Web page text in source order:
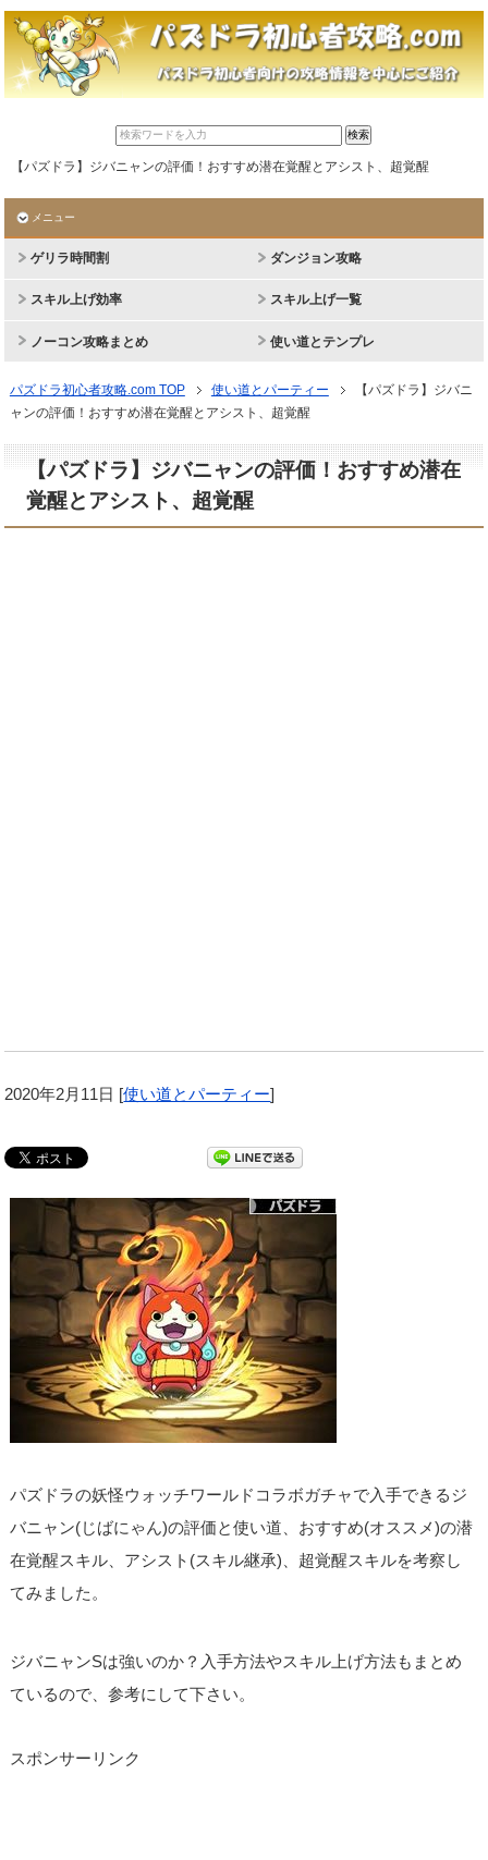
【パズドラ】ジバニャンの評価！おすすめ潜在覚醒とアシスト、超覚醒
メニュー
ゲリラ時間割 ダンジョン攻略
スキル上げ効率 スキル上げ一覧
ノーコン攻略まとめ 使い道とテンプレ
パズドラ初心者攻略.com TOP 使い道とパーティー
【パズドラ】ジバニ
ャンの評価！おすすめ潜在覚醒とアシスト、超覚醒
【パズドラ】ジバニャンの評価！おすすめ潜在
覚醒とアシスト、超覚醒
2020年2月11日 [使い道とパーティー]
パズドラの妖怪ウォッチワールドコラボガチャで入手できるジ
バニャン(じばにゃん)の評価と使い道、おすすめ(オススメ)の潜
在覚醒スキル、アシスト(スキル継承)、超覚醒スキルを考察し
てみました。
ジバニャンSは強いのか？入手方法やスキル上げ方法もまとめ
ているので、参考にして下さい。
スポンサーリンク